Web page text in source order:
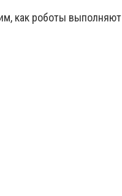
как роботы выполняют